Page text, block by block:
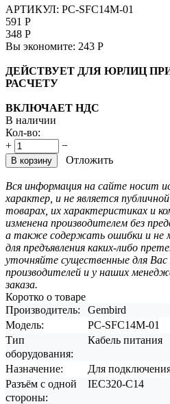
АРТИКУЛ: PC-SFC14M-01
591 Р
348 Р
Вы экономите: 243 Р
ДЕЙСТВУЕТ ДЛЯ ЮРЛИЦ
РАСЧЕТУ
ВКЛЮЧАЕТ НДС
В наличии
Кол-во:
+
−
В корзину Отложить
Вся информация на сайте носит
характер, и не является
товарах, их характеристиках и
изменена производителем без
а также содержать ошибки и не
для предъявления каких-либо
уточняйте существенные для
производителей и у наших
заказа.
Коротко о товаре
Производитель:
Gembird
Модель:
PC-SFC14M-01
Тип
оборудования:
Кабель питания
Назначение:
Для
Разъём с одной
стороны:
IEC320-C14